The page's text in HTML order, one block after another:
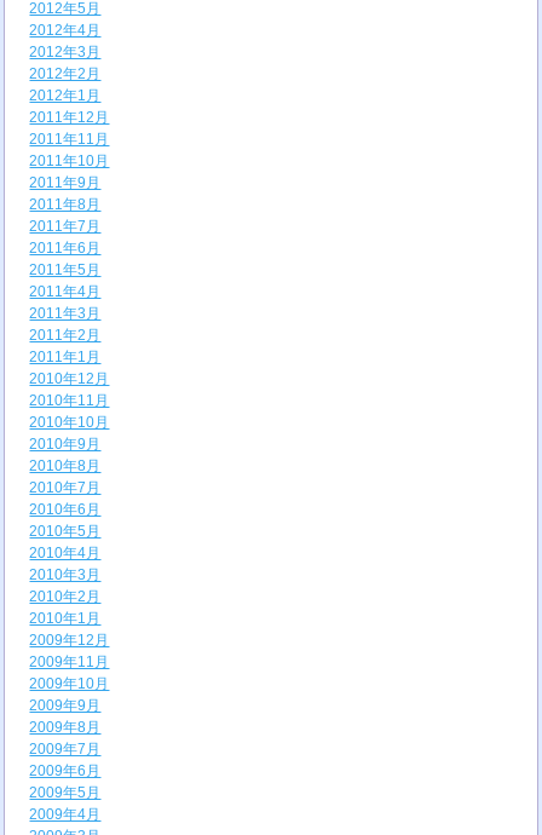
2012年5月
2012年4月
2012年3月
2012年2月
2012年1月
2011年12月
2011年11月
2011年10月
2011年9月
2011年8月
2011年7月
2011年6月
2011年5月
2011年4月
2011年3月
2011年2月
2011年1月
2010年12月
2010年11月
2010年10月
2010年9月
2010年8月
2010年7月
2010年6月
2010年5月
2010年4月
2010年3月
2010年2月
2010年1月
2009年12月
2009年11月
2009年10月
2009年9月
2009年8月
2009年7月
2009年6月
2009年5月
2009年4月